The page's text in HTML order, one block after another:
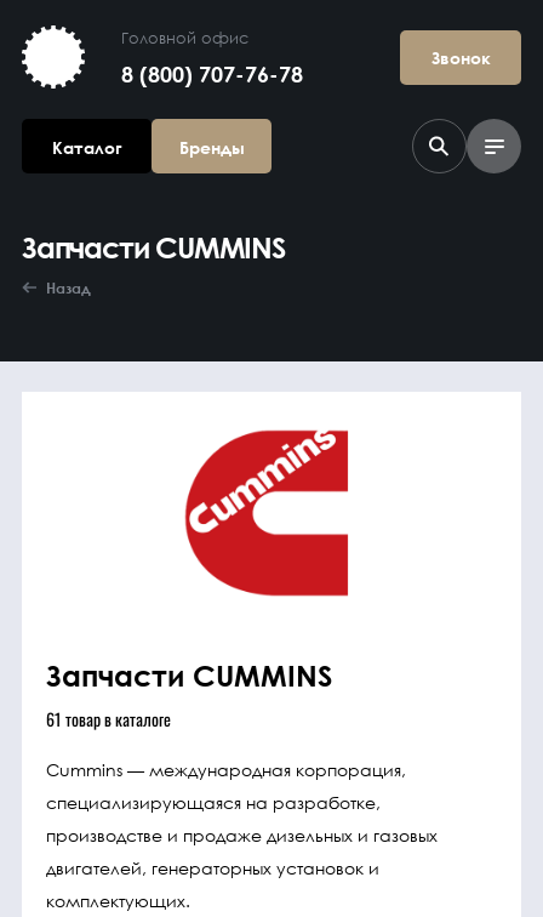
Головной офис
8 (800) 707-76-78
Звонок
Каталог Бренды
Гидравлика и
трансмиссия
двигателя
элементы
Запчасти CUMMINS
Назад
Запчасти CUMMINS
61 товарв каталоге
Cummins — международная корпорация,
специализирующаяся на разработке,
производстве и продаже дизельных и газовых
двигателей, генераторных установок и
комплектующих.